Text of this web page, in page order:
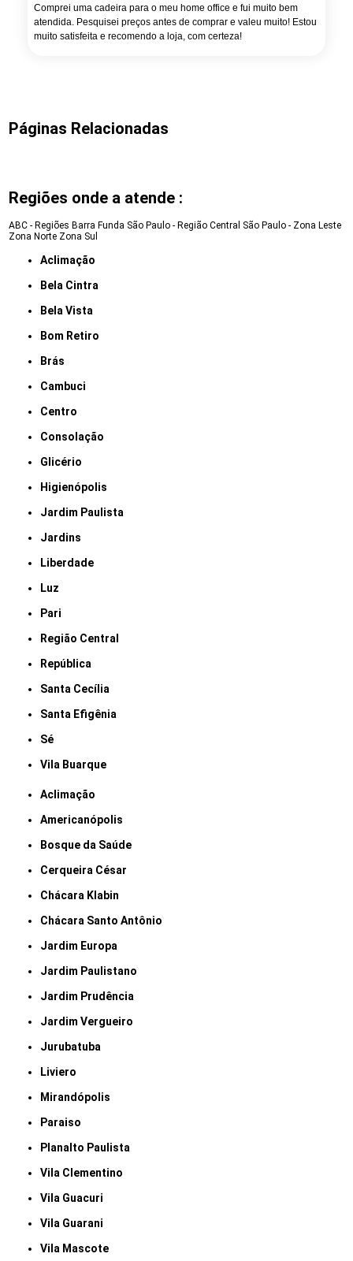
Comprei uma cadeira para o meu home office e fui muito bem
atendida. Pesquisei preços antes de comprar e valeu muito! Estou
muito satisfeita e recomendo a loja, com certeza!
Páginas Relacionadas
Regiões onde a atende :
ABC - Regiões Barra Funda São Paulo - Região Central São Paulo - Zona Leste
Zona Norte Zona Sul
Aclimação
Bela Cintra
Bela Vista
Bom Retiro
Brás
Cambuci
Centro
Consolação
Glicério
Higienópolis
Jardim Paulista
Jardins
Liberdade
Luz
Pari
Região Central
República
Santa Cecília
Santa Efigênia
Sé
Vila Buarque
Aclimação
Americanópolis
Bosque da Saúde
Cerqueira César
Chácara Klabin
Chácara Santo Antônio
Jardim Europa
Jardim Paulistano
Jardim Prudência
Jardim Vergueiro
Jurubatuba
Liviero
Mirandópolis
Paraiso
Planalto Paulista
Vila Clementino
Vila Guacuri
Vila Guarani
Vila Mascote